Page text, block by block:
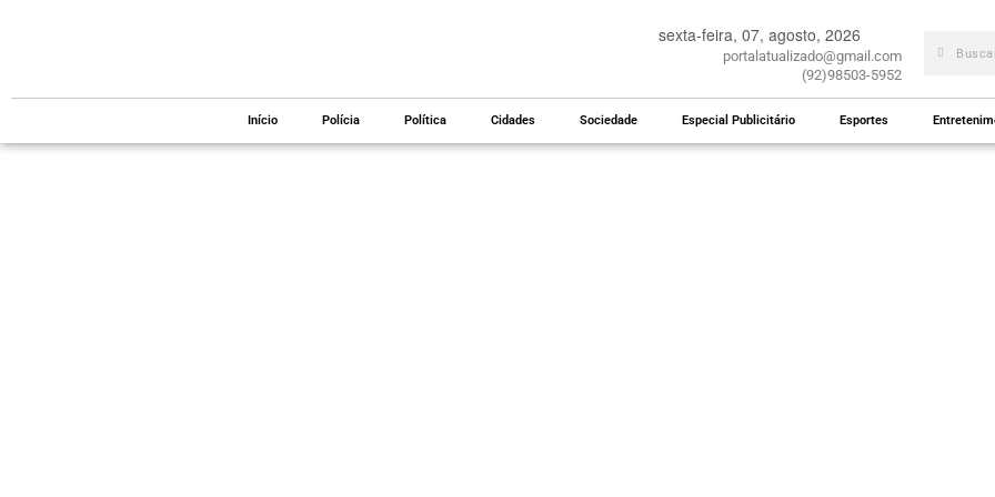
sexta-feira, 07, agosto, 2026
portalatualizado@gmail.com
(92)98503-5952
Início Polícia Política Cidades Sociedade Especial Publicitário Esportes